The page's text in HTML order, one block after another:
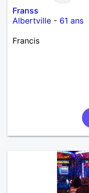
Franss
Albertville - 61 ans
Francis